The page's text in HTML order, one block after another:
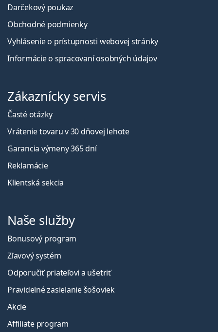
Darčekový poukaz
Obchodné podmienky
Vyhlásenie o prístupnosti webovej stránky
Informácie o spracovaní osobných údajov
Zákaznícky servis
Časté otázky
Vrátenie tovaru v 30 dňovej lehote
Garancia výmeny 365 dní
Reklamácie
Klientská sekcia
Naše služby
Bonusový program
Zľavový systém
Odporučiť priateľovi a ušetriť
Pravidelné zasielanie šošoviek
Akcie
Affiliate program